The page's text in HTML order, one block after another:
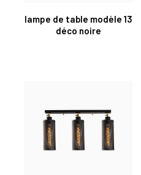
lampe de table modèle 13
déco noire